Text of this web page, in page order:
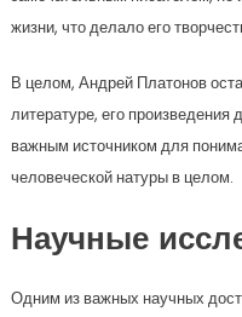
жизни, что делало его
В целом, Андрей Платонов
литературе, его произведения
важным источником для
человеческой натуры в целом.
Научные
Одним из важных научных